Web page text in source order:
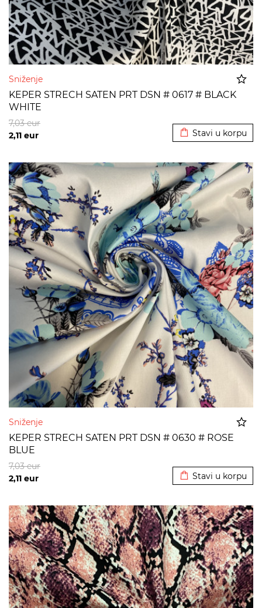
Sniženje
KEPER STRECH SATEN PRT DSN # 0617 # BLACK
WHITE
2,11 eur
7,03eur
Stavi u korpu
Sniženje
KEPER STRECH SATEN PRT DSN # 0630 # ROSE
BLUE
2,11 eur
7,03eur
Stavi u korpu